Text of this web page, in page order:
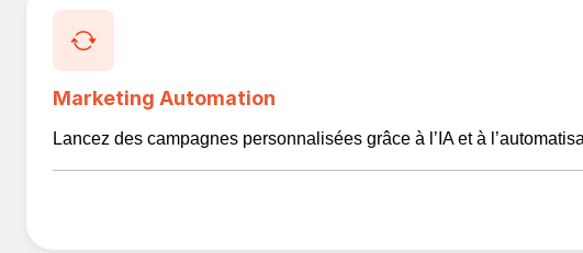
Marketing Automation
Lancez des campagnes personnalisées grâce à l’IA et à